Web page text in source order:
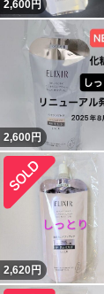
2,600円
2,600円
2,620円